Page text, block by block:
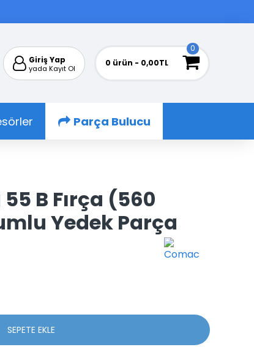
Giriş Yap
yada Kayıt Ol
0 ürün - 0,00TL
0
Parça Bulucu
B Fırça (560
Yedek Parça
SEPETE EKLE